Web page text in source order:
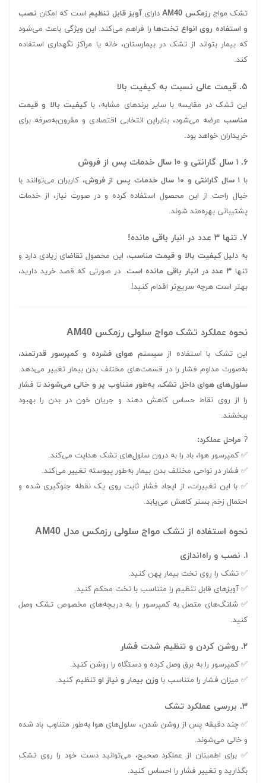
تشک مواج رزمکس AM40 دارای آویز قابل تنظیم است که امکان نصب
و استفاده روی انواع تخت‌ها را فراهم می‌کند. این ویژگی باعث می‌شود
که بیمار بتواند از تشک در بیمارستان، خانه یا مراکز نگهداری استفاده
کند.
۵. قیمت عالی نسبت به کیفیت بالا
این تشک در مقایسه با سایر برندهای مشابه، باکیفیت بالا و قیمت
مناسب عرضه می‌شود، بنابراین انتخابی اقتصادی و مقرون‌به‌صرفه برای
خریداران خواهد بود.
۶. ۱ سال گارانتی و ۱۰ سال خدمات پس از فروش
با ۱ سال گارانتی و ۱۰ سال خدمات پس از فروش
، کاربران می‌توانند با
خیال راحت از این محصول استفاده کرده و در صورت نیاز، از خدمات
پشتیبانی بهره‌مند شوند.
۷. تنها ۳ عدد در انبار باقی مانده!
به دلیلکیفیت بالا و قیمت مناسب، این محصول تقاضای زیادی دارد و
تنها ۳ عدد در انبار باقی مانده است
. در صورتی که قصد خرید دارید،
بهتر است هرچه سریع‌تر اقدام کنید!
نحوه عملکرد تشک مواج سلولی رزمکس AM40
این تشک با استفاده ازسیستم هوای فشرده و کمپرسور قدرتمند،
به‌صورت مداوم فشار را در قسمت‌های مختلف بدن بیمار تغییر می‌دهد.
سلول‌های هوای داخل تشک، به‌طور متناوب پر و خالی می‌شوندتا فشار
را از روی نقاط حساس کاهش دهند و جریان خون در بدن را بهبود
ببخشند.
? مراحل عملکرد:
✅ کمپرسور هوا، باد را به درون سلول‌های تشک هدایت می‌کند.
✅ فشار در نواحی مختلف بدن بیمار به‌طور پیوسته تغییر می‌کند.
✅ با این تغییرات، از ایجاد فشار ثابت روی یک نقطه جلوگیری شده و
احتمال زخم بستر کاهش می‌یابد.
نحوه استفاده از تشک مواج سلولی رزمکس مدل AM40
۱. نصب و راه‌اندازی
✅ تشک را روی تخت بیمار پهن کنید.
✅ آویزهای قابل تنظیم را متناسب با تخت محکم کنید.
✅ شلنگ‌های متصل به کمپرسور را به دریچه‌های مخصوص تشک وصل
کنید.
۲. روشن کردن و تنظیم شدت فشار
✅ کمپرسور را به برق وصل کرده و دستگاه را روشن کنید.
✅ میزان فشار را متناسب با وزن بیمار و نیاز او تنظیم کنید.
۳. بررسی عملکرد تشک
✅ چند دقیقه پس از روشن شدن، سلول‌های هوا به‌طور متناوب باد شده
و خالی می‌شوند.
✅ برای اطمینان از عملکرد صحیح، می‌توانید دست خود را روی تشک
بگذارید و تغییر فشار را احساس کنید.